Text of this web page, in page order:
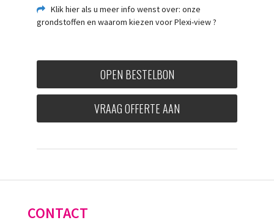
Klik hier als u meer info wenst over: onze
grondstoffen en waarom kiezen voor Plexi-view ?
OPEN BESTELBON
VRAAG OFFERTE AAN
CONTACT